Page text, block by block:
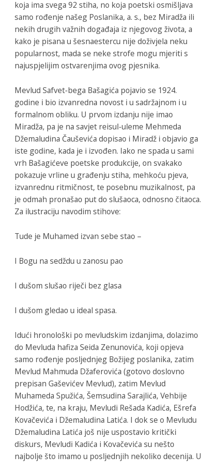
koja ima svega 92 stiha, no koja poetski osmišljava
samo rođenje našeg Poslanika, a. s., bez Miradža ili
nekih drugih važnih događaja iz njegovog života, a
kako je pisana u šesnaestercu nije doživjela neku
popularnost, mada se neke strofe mogu mjeriti s
najuspjelijim ostvarenjima ovog pjesnika.
Mevlud Safvet-bega Bašagića pojavio se 1924.
godine i bio izvanredna novost i u sadržajnom i u
formalnom obliku. U prvom izdanju nije imao
Miradža, pa je na savjet reisul-uleme Mehmeda
Džemaludina Čauševića dopisao i Miradž i objavio ga
iste godine, kada je i izvođen. Iako ne spada u sami
vrh Bašagićeve poetske produkcije, on svakako
pokazuje vrline u građenju stiha, mehkoću pjeva,
izvanrednu ritmičnost, te posebnu muzikalnost, pa
je odmah pronašao put do slušaoca, odnosno čitaoca.
Za ilustraciju navodim stihove:
Tude je Muhamed izvan sebe stao –
I Bogu na sedždu u zanosu pao
I dušom slušao riječi bez glasa
I dušom gledao u ideal spasa.
Idući hronološki po mevludskim izdanjima, dolazimo
do Mevluda hafiza Seida Zenunovića, koji opjeva
samo rođenje posljednjeg Božijeg poslanika, zatim
Mevlud Mahmuda Džaferovića (gotovo doslovno
prepisan Gaševićev Mevlud), zatim Mevlud
Muhameda Spužića, Šemsudina Sarajlića, Vehbije
Hodžića, te, na kraju, Mevludi Rešada Kadića, Ešrefa
Kovačevića i Džemaludina Latića. I dok se o Mevludu
Džemaludina Latića još nije uspostavio kritički
diskurs, Mevludi Kadića i Kovačevića su nešto
najbolje što imamo u posljednjih nekoliko decenija. U